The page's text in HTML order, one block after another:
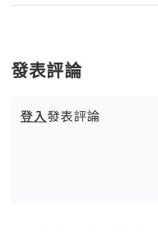
發表評論
登入發表評論